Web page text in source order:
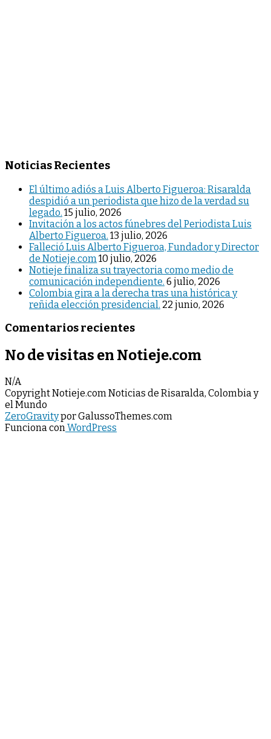
Noticias Recientes
El último adiós a Luis Alberto Figueroa: Risaralda
despidió a un periodista que hizo de la verdad su
legado. 15 julio, 2026
Invitación a los actos fúnebres del Periodista Luis
Alberto Figueroa. 13 julio, 2026
Falleció Luis Alberto Figueroa, Fundador y Director
de Notieje.com 10 julio, 2026
Notieje finaliza su trayectoria como medio de
comunicación independiente. 6 julio, 2026
Colombia gira a la derecha tras una histórica y
reñida elección presidencial. 22 junio, 2026
Comentarios recientes
No de visitas en Notieje.com
N/A
Copyright Notieje.com Noticias de Risaralda, Colombia y
el Mundo
ZeroGravitypor GalussoThemes.com
Funciona conWordPress